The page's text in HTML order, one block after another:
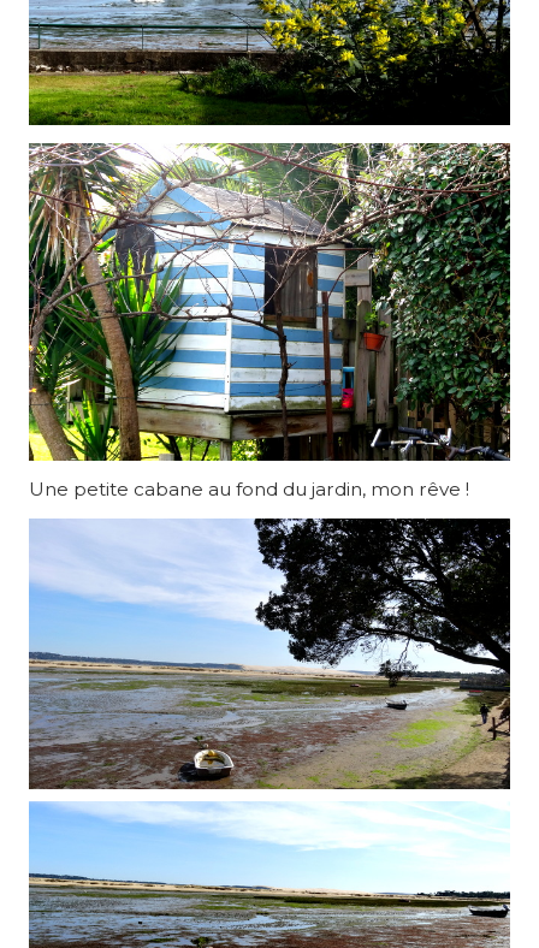
Une petite cabane au fond du jardin, mon rêve !